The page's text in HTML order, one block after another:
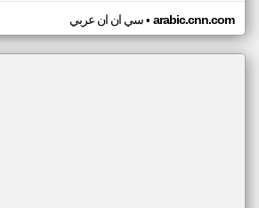
سي ان ان عربي• arabic.cnn.com